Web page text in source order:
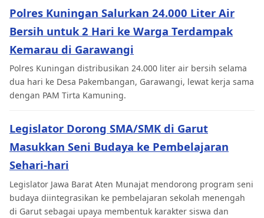
Polres Kuningan Salurkan 24.000 Liter Air
Bersih untuk 2 Hari ke Warga Terdampak
Kemarau di Garawangi
Polres Kuningan distribusikan 24.000 liter air bersih selama
dua hari ke Desa Pakembangan, Garawangi, lewat kerja sama
dengan PAM Tirta Kamuning.
Legislator Dorong SMA/SMK di Garut
Masukkan Seni Budaya ke Pembelajaran
Sehari-hari
Legislator Jawa Barat Aten Munajat mendorong program seni
budaya diintegrasikan ke pembelajaran sekolah menengah
di Garut sebagai upaya membentuk karakter siswa dan